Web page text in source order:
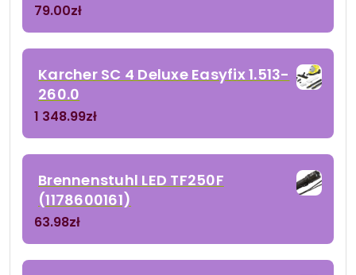
79.00zł
Karcher SC 4 Deluxe Easyfix 1.513-
260.0
1 348.99zł
Brennenstuhl LED TF250F
(1178600161)
63.98zł